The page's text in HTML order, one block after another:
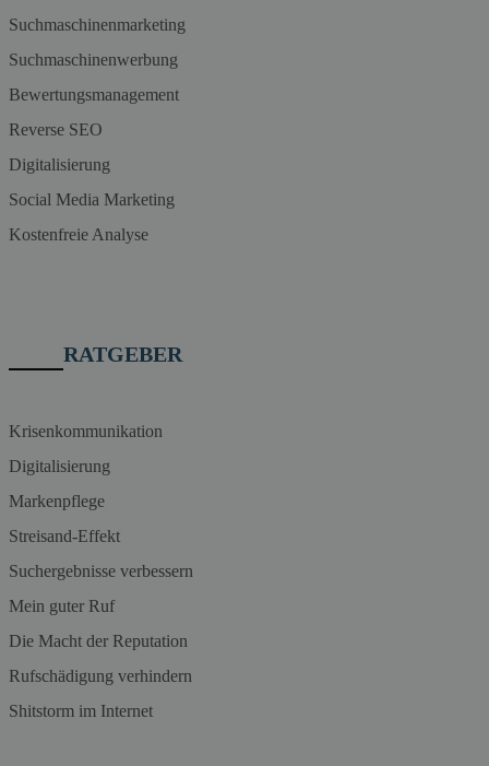
Suchmaschinenmarketing
Suchmaschinenwerbung
Bewertungsmanagement
Reverse SEO
Digitalisierung
Social Media Marketing
Kostenfreie Analyse
RATGEBER
Krisenkommunikation
Digitalisierung
Markenpflege
Streisand-Effekt
Suchergebnisse verbessern
Mein guter Ruf
Die Macht der Reputation
Rufschädigung verhindern
Shitstorm im Internet